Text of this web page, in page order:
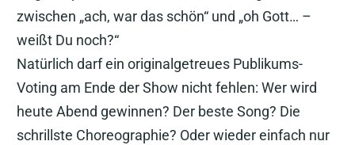
zwischen „ach, war das schön“ und „oh Gott… –
weißt Du noch?“
Natürlich darf ein originalgetreues Publikums-
Voting am Ende der Show nicht fehlen: Wer wird
heute Abend gewinnen? Der beste Song? Die
schrillste Choreographie? Oder wieder einfach nur